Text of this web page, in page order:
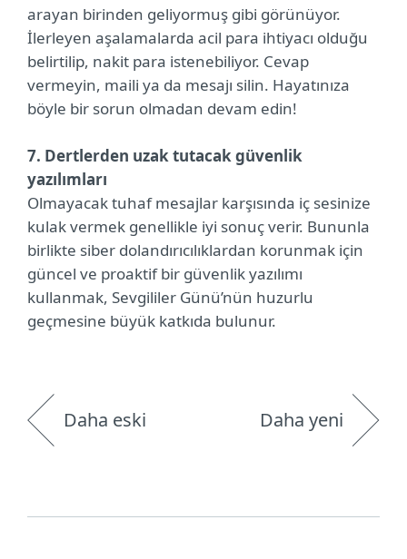
arayan birinden geliyormuş gibi görünüyor.
İlerleyen aşalamalarda acil para ihtiyacı olduğu
belirtilip, nakit para istenebiliyor. Cevap
vermeyin, maili ya da mesajı silin. Hayatınıza
böyle bir sorun olmadan devam edin!
7. Dertlerden uzak tutacak güvenlik
yazılımları
Olmayacak tuhaf mesajlar karşısında iç sesinize
kulak vermek genellikle iyi sonuç verir. Bununla
birlikte siber dolandırıcılıklardan korunmak için
güncel ve proaktif bir güvenlik yazılımı
kullanmak, Sevgililer Günü’nün huzurlu
geçmesine büyük katkıda bulunur.
Daha eski Daha yeni